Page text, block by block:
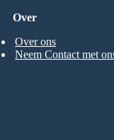
Over
Over ons
Neem Contact met